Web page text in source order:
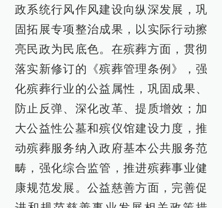
政系统行风作风建设向纵深发展，巩
固拓展专项整治成果，以实际行动擦
亮民政为民底色。在殡葬方面，贯彻
落实新修订的《殡葬管理条例》，强
化殡葬行业的公益属性，巩固成果、
防止反弹、深化改革、提质增效；加
大公益性公墓和殡仪馆建设力度，推
动殡葬服务纳入政府基本公共服务范
畴，强化综合监管，推进殡葬事业健
康规范发展。公益慈善方面，完善促